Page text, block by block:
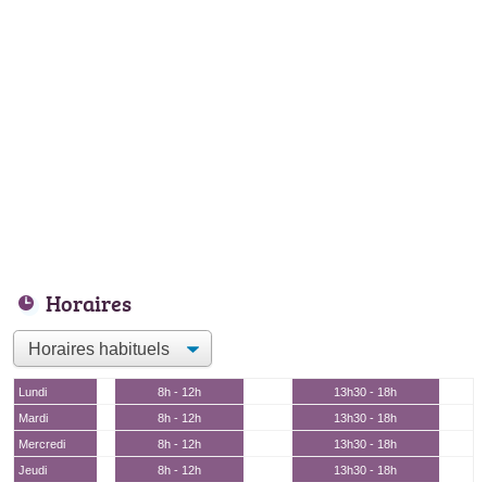
Horaires
Lundi 8h - 12h
13h30 - 18h
Mardi
8h - 12h
13h30 - 18h
Mercredi
8h - 12h
13h30 - 18h
Jeudi
8h - 12h
13h30 - 18h